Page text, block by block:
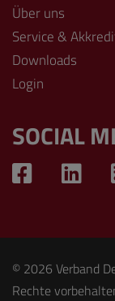
Über uns
Service &
Downloads
Login
SOCIAL
© 2026 Verband
Rechte